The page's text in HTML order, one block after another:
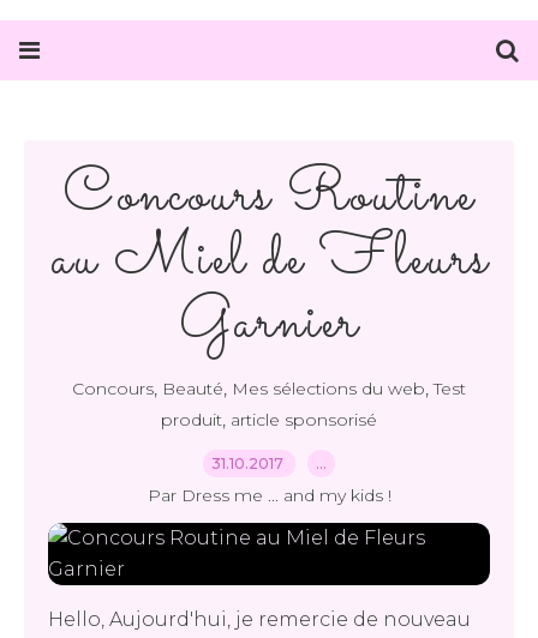
Concours Routine
au Miel de Fleurs
Garnier
Concours, Beauté, Mes sélections du web,Test
produit, article sponsorisé
31.10.2017 …
Par Dress me ... and my kids !
Hello, Aujourd'hui, je remercie de nouveau